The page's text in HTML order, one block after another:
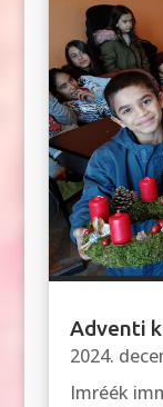
Adventi
2024.
Imréék